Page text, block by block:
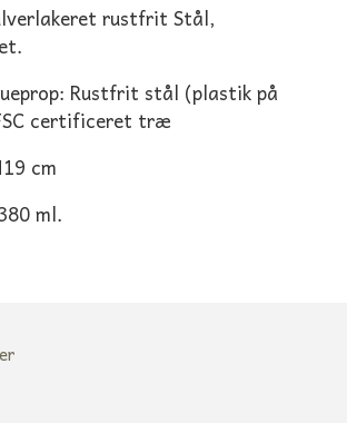
rustfrit Stål,
Rustfrit stål (plastik på
certificeret træ
cm
ml.